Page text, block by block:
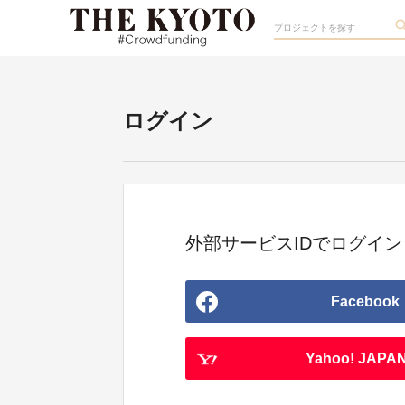
ログイン
外部サービスIDでログイン
Facebook
Yahoo!